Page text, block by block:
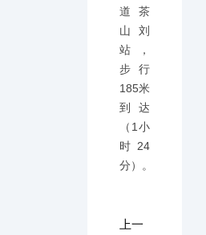
道茶
山刘
站，
步行
185米
到达
（1小
时24
分）。
上一